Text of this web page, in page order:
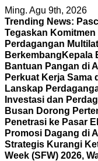
Skip
to
content
Ming. Agu 9th, 2026
Trending News:
Tegaskan
Perdagangan
Berkembang Kepala
Bantuan Pangan di
Perkuat Kerja Sama
Lanskap
Investasi dan
Busan Dorong
Penetrasi ke Pasar
Promosi Dagang di
Strategis Kurangi
Week (SFW) 2026,